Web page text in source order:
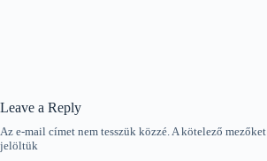
Leave a Reply
Az e-mail címet nem tesszük közzé.A kötelező mezőket
jelöltük